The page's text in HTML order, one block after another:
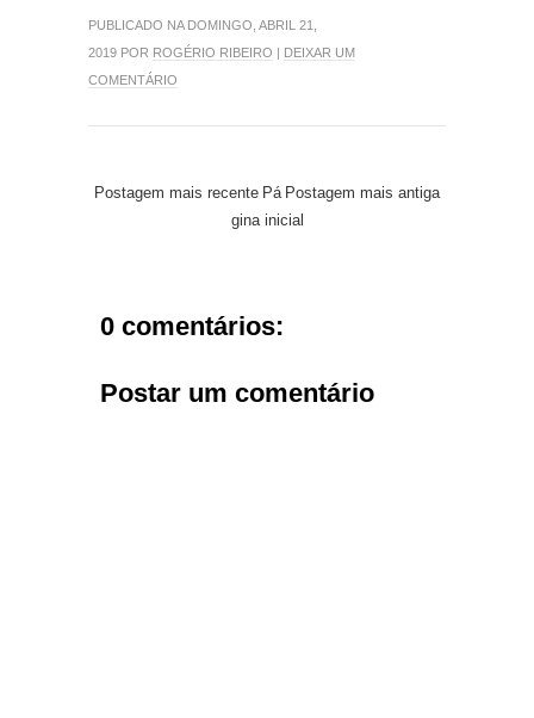
PUBLICADO NA DOMINGO, ABRIL 21,
2019 POR ROGÉRIO RIBEIRO | DEIXAR UM
COMENTÁRIO
Postagem mais recente Postagem mais antiga
Pá
gina inicial
0 comentários:
Postar um comentário